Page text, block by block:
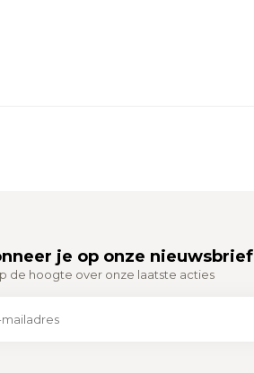
je op onze nieuwsbrief
de hoogte over onze laatste acties